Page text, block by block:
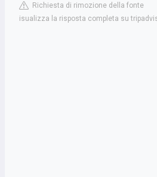
Richiesta di rimozione della fonte
isualizza la risposta completa su